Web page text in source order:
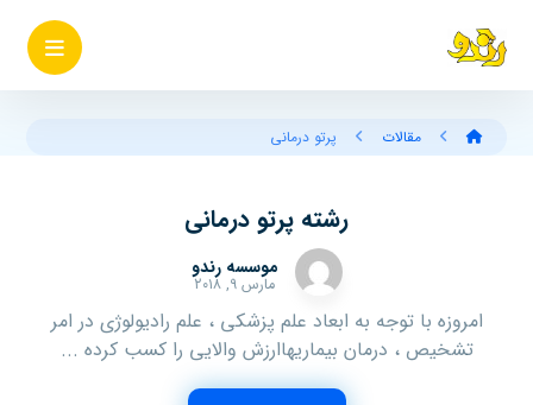
مقالات پرتو درمانی
رشته پرتو درمانی
موسسه رندو
مارس ۹, ۲۰۱۸
امروزه با توجه به ابعاد علم پزشکی ، علم رادیولوژی در امر
تشخیص ، درمان بیماریهاارزش والایی را کسب کرده ...